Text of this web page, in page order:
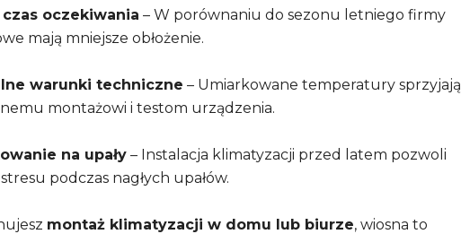
oczekiwania – W porównaniu do sezonu letniego firmy
mają mniejsze obłożenie.
warunki techniczne – Umiarkowane temperatury sprzyjają
montażowi i testom urządzenia.
na upały – Instalacja klimatyzacji przed latem pozwoli
podczas nagłych upałów.
montaż klimatyzacji w domu lub biurze, wiosna to